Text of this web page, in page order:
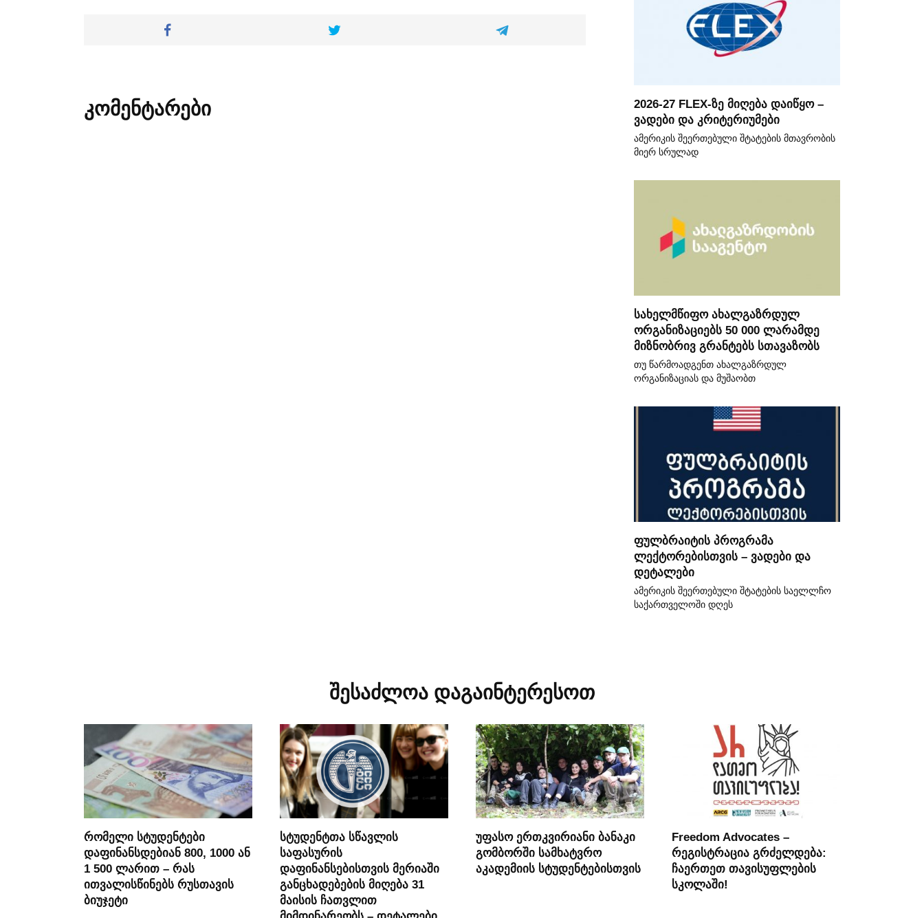
კომენტარები
2026-27 FLEX-ზე მიღება დაიწყო –
ვადები და კრიტერიუმები
ამერიკის შეერთებული შტატების მთავრობის
მიერ სრულად
სახელმწიფო ახალგაზრდულ
ორგანიზაციებს 50 000 ლარამდე
მიზნობრივ გრანტებს სთავაზობს
თუ წარმოადგენთ ახალგაზრდულ
ორგანიზაციას და მუშაობთ
ფულბრაიტის პროგრამა
ლექტორებისთვის – ვადები და
დეტალები
ამერიკის შეერთებული შტატების საელლჩო
საქართველოში დღეს
შესაძლოა დაგაინტერესოთ
რომელი სტუდენტები
დაფინანსდებიან 800, 1000 ან
1 500 ლარით – რას
ითვალისწინებს რუსთავის
ბიუჯეტი
სტუდენტთა სწავლის
საფასურის
დაფინანსებისთვის მერიაში
განცხადებების მიღება 31
მაისის ჩათვლით
უფასო ერთკვირიანი ბანაკი
გომბორში სამხატვრო
აკადემიის სტუდენტებისთვის
Freedom Advocates –
რეგისტრაცია გრძელდება:
ჩაერთეთ თავისუფლების
სკოლაში!